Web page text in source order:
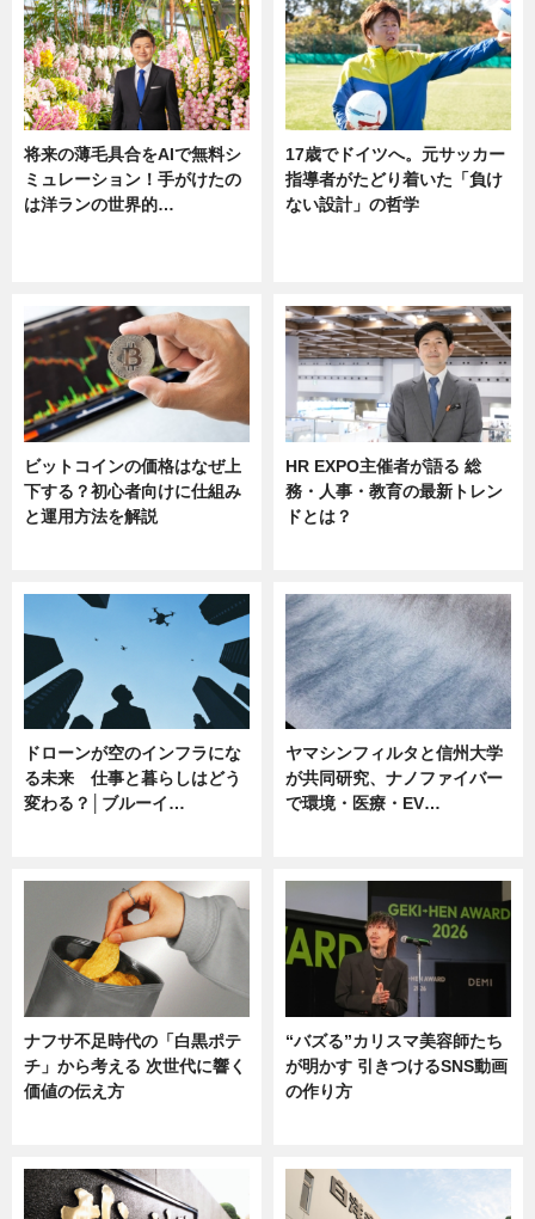
将来の薄毛具合をAIで無料シ
ミュレーション！手がけたの
は洋ランの世界的…
17歳でドイツへ。元サッカー
指導者がたどり着いた「負け
ない設計」の哲学
ビットコインの価格はなぜ上
下する？初心者向けに仕組み
と運用方法を解説
HR EXPO主催者が語る 総
務・人事・教育の最新トレン
ドとは？
ドローンが空のインフラにな
る未来 仕事と暮らしはどう
変わる？│ブルーイ…
ヤマシンフィルタと信州大学
が共同研究、ナノファイバー
で環境・医療・EV…
ナフサ不足時代の「白黒ポテ
チ」から考える 次世代に響く
価値の伝え方
“バズる”カリスマ美容師たち
が明かす 引きつけるSNS動画
の作り方